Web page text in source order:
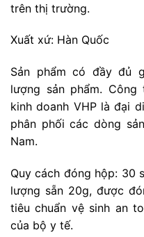
trên thị trường.
Xuất xứ: Hàn Quốc
Sản phẩm có đầy đủ
lượng sản phẩm.
kinh doanh VHP là đại
phân phối các dòng
Nam.
Quy cách đóng hộp: 30
lượng sẵn 20g, được
tiêu chuẩn vệ sinh an
của bộ y tế.